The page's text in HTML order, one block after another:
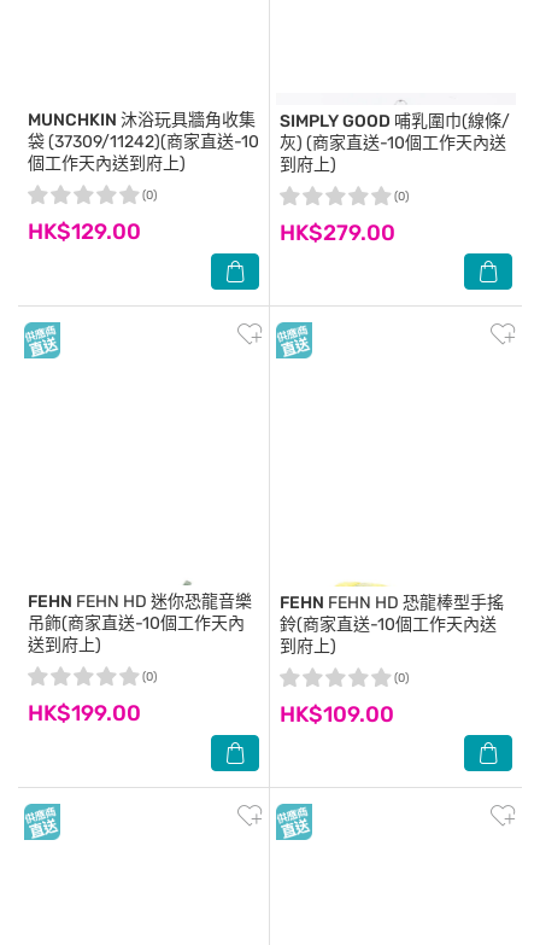
MUNCHKIN 沐浴玩具牆角收集
袋 (37309/11242)(商家直送-10
個工作天內送到府上)
HK$129.00
(0)
SIMPLY GOOD 哺乳圍巾(線條/
灰) (商家直送-10個工作天內送
到府上)
HK$279.00
(0)
FEHN FEHN HD 迷你恐龍音樂
吊飾(商家直送-10個工作天內
送到府上)
HK$199.00
(0)
FEHN FEHN HD 恐龍棒型手搖
鈴(商家直送-10個工作天內送
到府上)
HK$109.00
(0)